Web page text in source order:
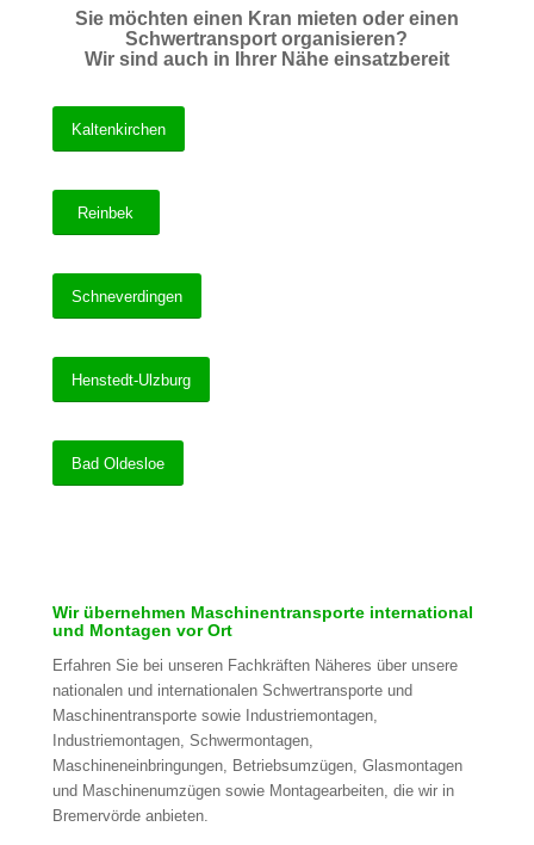
Sie möchten einen Kran mieten oder einen
Schwertransport organisieren?
Wir sind auch in Ihrer Nähe einsatzbereit
Kaltenkirchen
Reinbek
Schneverdingen
Henstedt-Ulzburg
Bad Oldesloe
Wir übernehmen Maschinentransporte international
und Montagen vor Ort
Erfahren Sie bei unseren Fachkräften Näheres über unsere
nationalen und internationalen Schwertransporte und
Maschinentransporte sowie Industriemontagen,
Industriemontagen, Schwermontagen,
Maschineneinbringungen, Betriebsumzügen, Glasmontagen
und Maschinenumzügen sowie Montagearbeiten, die wir in
Bremervörde anbieten.